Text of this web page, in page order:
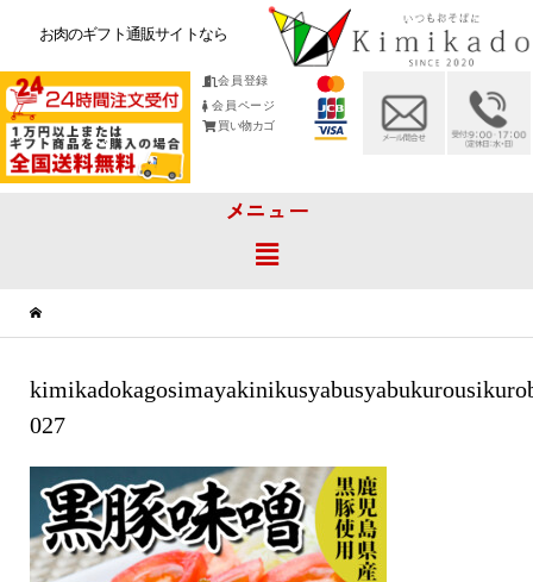
お肉のギフト通販サイトなら
会員登録
会員ページ
買い物カゴ
メニュー
027